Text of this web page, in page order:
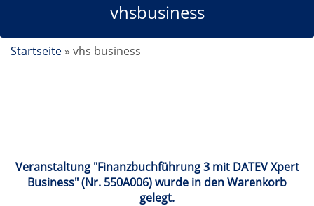
Warenkorb
sich
vhsbusiness
Startseite » vhs business
Veranstaltung "Finanzbuchführung 3 mit DATEV Xpert
Business" (Nr. 550A006) wurde in den Warenkorb
gelegt.